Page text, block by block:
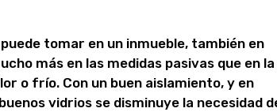
tomar en un inmueble, también en
más en las medidas pasivas que en la
o frío. Con un buen aislamiento, y en
vidrios se disminuye la necesidad